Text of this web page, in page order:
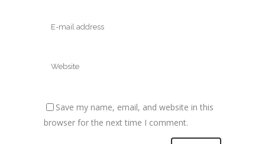
Save my name, email, and website in this
browser for the next time I comment.